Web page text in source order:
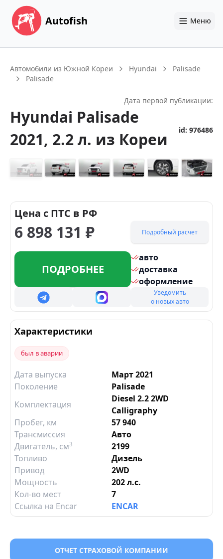
Autofish Меню
Автомобили из Южной Кореи Hyundai
Palisade
Palisade
Дата первой публикации:
Hyundai Palisade
2021, 2.2 л. из Кореи id: 976486
Цена с ПТС в РФ
6 898 131 ₽ Подробный расчет
ПОДРОБНЕЕ
авто
доставка
оформление
Уведомить
о новых авто
Характеристики
был в аварии
Дата выпуска
Март 2021
Поколение
Palisade
Комплектация
Diesel 2.2 2WD
Calligraphy
Пробег, км
57 940
Трансмиссия
Авто
Двигатель, см3
2199
Топливо
Дизель
Привод
2WD
Мощность
202 л.с.
Кол-во мест
7
Ссылка на Encar
ENCAR
ОТЧЕТ СТРАХОВОЙ КОМПАНИИ